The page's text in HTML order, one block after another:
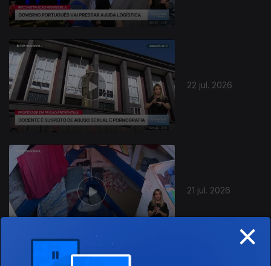
22 jul. 2026
21 jul. 2026
×